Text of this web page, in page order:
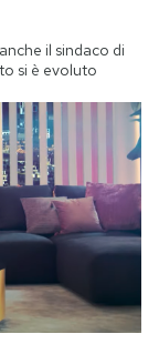
il sindaco di
si è evoluto